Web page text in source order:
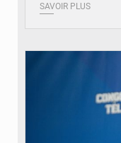
SAVOIR PLUS